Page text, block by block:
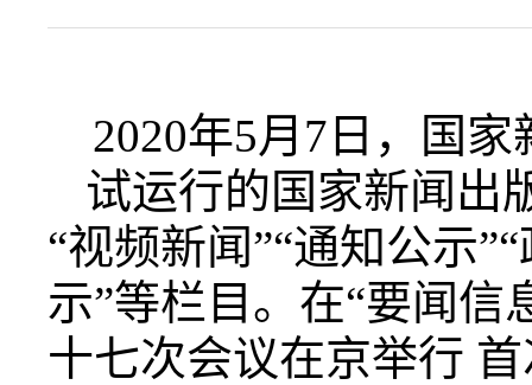
2020年5月7日，国
试运行的国家新闻出
“视频新闻”“通知公示
示”等栏目。在“要闻
十七次会议在京举行